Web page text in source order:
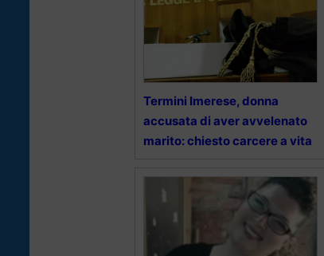
Termini Imerese, donna
accusata di aver avvelenato
marito: chiesto carcere a vita